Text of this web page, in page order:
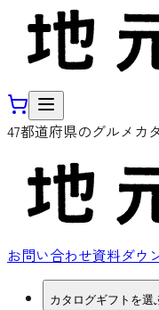
47都道府県のグルメカ
お問い合わせ資料ダウ
カタログギフトを選